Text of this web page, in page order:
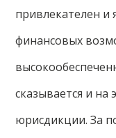
привлекателен и
финансовых
сказывается и на
юрисдикции. За